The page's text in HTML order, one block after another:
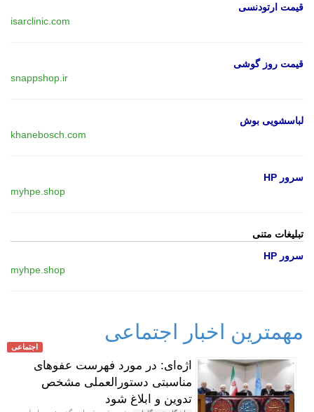
قیمت ارتودنسی
isarclinic.com
قیمت روز گوشی
snappshop.ir
لباسشویی بوش
khanebosch.com
سرور HP
myhpe.shop
تبلیغات متنی
سرور HP
myhpe.shop
مهمترین اخبار اجتماعی
اجتماعی
اژه‌ای: در مورد فهرست عفوهای
مناسبتی دستورالعملی مشخص
تدوین و ابلاغ شود